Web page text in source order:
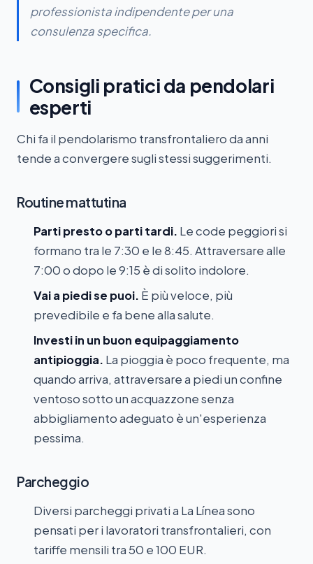
professionista indipendente per una
consulenza specifica.
Consigli pratici da pendolari
esperti
Chi fa il pendolarismo transfrontaliero da anni
tende a convergere sugli stessi suggerimenti.
Routine mattutina
Parti presto o parti tardi. Le code peggiori si
formano tra le 7:30 e le 8:45. Attraversare alle
7:00 o dopo le 9:15 è di solito indolore.
Vai a piedi se puoi. È più veloce, più
prevedibile e fa bene alla salute.
Investi in un buon equipaggiamento
antipioggia. La pioggia è poco frequente, ma
quando arriva, attraversare a piedi un confine
ventoso sotto un acquazzone senza
abbigliamento adeguato è un'esperienza
pessima.
Parcheggio
Diversi parcheggi privati a La Línea sono
pensati per i lavoratori transfrontalieri, con
tariffe mensili tra 50 e 100 EUR.